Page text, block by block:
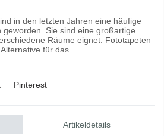
in den letzten Jahren eine häufige
geworden. Sie sind eine großartige
Räume eignet. Fototapeten
für das...
Pinterest
Artikeldetails